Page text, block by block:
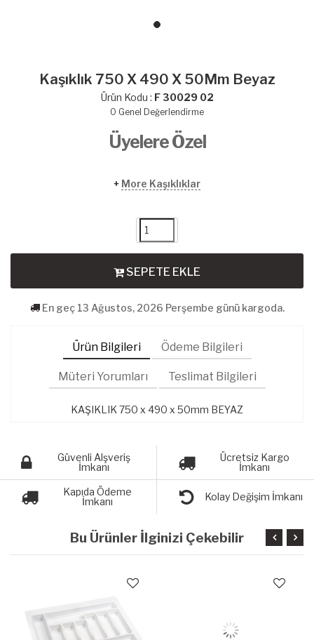
Kaşıklık 750 X 490 X 50Mm Beyaz
Ürün Kodu : F 30029 02
0 Genel Değerlendirme
Üyelere Özel
+ More Kaşıklıklar
SEPETE EKLE
En geç 13 Ağustos, 2026 Perşembe günü kargoda.
Ürün Bilgileri Ödeme Bilgileri
Müteri Yorumları Teslimat Bilgileri
KAŞIKLIK 750 x 490 x 50mm BEYAZ
Güvenli Alşveriş
İmkanı
Ücretsiz Kargo
İmkanı
Kapıda Ödeme
İmkanı
Kolay Değişim İmkanı
Bu Ürünler İlginizi Çekebilir